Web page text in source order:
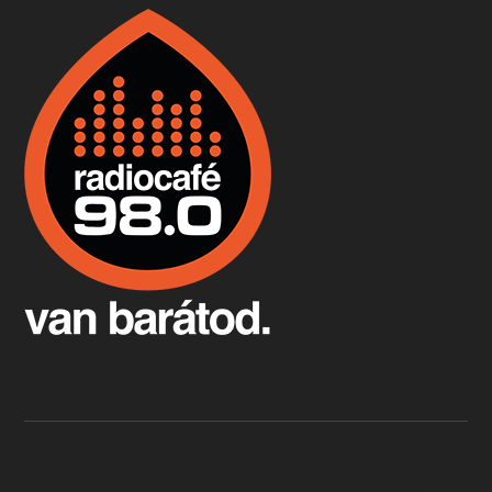
Boston, teadélután, bab és homár
Apr 9, 2026 • 00:37:17
Fermentáljunk, a testünk meghálálja!
Apr 3, 2026 • 00:36:07